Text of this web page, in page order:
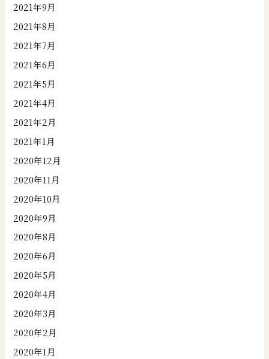
2021年9月
2021年8月
2021年7月
2021年6月
2021年5月
2021年4月
2021年2月
2021年1月
2020年12月
2020年11月
2020年10月
2020年9月
2020年8月
2020年6月
2020年5月
2020年4月
2020年3月
2020年2月
2020年1月